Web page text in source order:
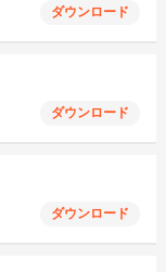
ダウンロード
ダウンロード
ダウンロード